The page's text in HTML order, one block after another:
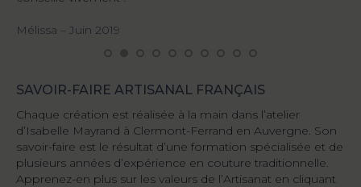
Mélissa – Juin 2019
SAVOIR-FAIRE ARTISANAL FRANÇAIS
Chaque création est réalisée à la main dans l’atelier
d’Isabelle Mayrand à Clermont-Ferrand en Auvergne. Son
savoir-faire est le résultat d’une formation spécialisée et de
plusieurs années d’expérience en couture traditionnelle.
Apprenez-en plus sur les valeurs de l’Artisanat en cliquant